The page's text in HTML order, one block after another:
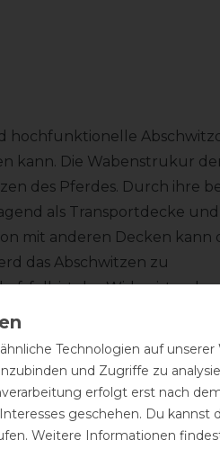
hochfunktionelle
kann. Die Wabenstrukur
des Pferdes. Durch ihre
als Transportdecke
mit anderen Decken kann
das Abschwitzen zu
ist der Widerristpad
übersteht und 100 %
gestaltete kleine
der Einfass der Decke aus
nur ein modisches
Funktionalität.
Technologien auf
und Zugriffe zu
erfolgt erst nach
geschehen. Du
Weitere Informationen